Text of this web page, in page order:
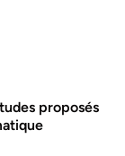
proposés